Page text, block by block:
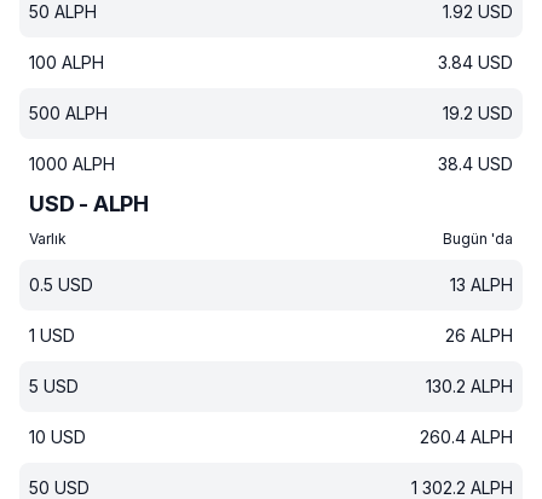
50 ALPH 1.92 USD
100 ALPH 3.84 USD
500 ALPH 19.2 USD
1000 ALPH 38.4 USD
USD - ALPH
Varlık Bugün 'da
0.5 USD 13 ALPH
1 USD 26 ALPH
5 USD 130.2 ALPH
10 USD 260.4 ALPH
50 USD 1 302.2 ALPH